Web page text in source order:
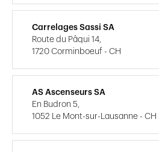
Carrelages Sassi SA
Route du Pâqui 14,
1720 Corminboeuf - CH
AS Ascenseurs SA
En Budron 5,
1052 Le Mont-sur-Lausanne - CH